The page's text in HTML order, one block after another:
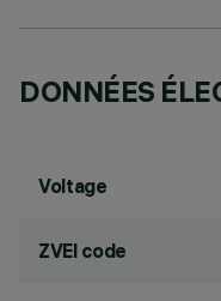
DONNÉES
Voltage
ZVEI code